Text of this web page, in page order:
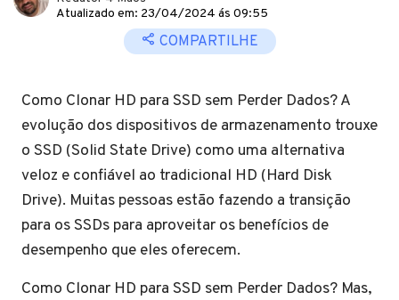
Atualizado em: 23/04/2024 ás 09:55
COMPARTILHE
Como Clonar HD para SSD sem Perder Dados? A
evolução dos dispositivos de armazenamento trouxe
o SSD (Solid State Drive) como uma alternativa
veloz e confiável ao tradicional HD (Hard Disk
Drive). Muitas pessoas estão fazendo a transição
para os SSDs para aproveitar os benefícios de
desempenho que eles oferecem.
Como Clonar HD para SSD sem Perder Dados? Mas,